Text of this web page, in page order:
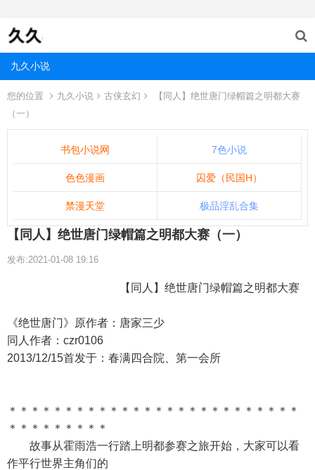
九久小说
您的位置 九久小说 古侠玄幻
【同人】绝世唐门绿帽篇之明都大赛
（一）
书包小说网 7色小说
色色漫画 囚爱（民国H）
禁漫天堂 极品淫乱合集
【同人】绝世唐门绿帽篇之明都大赛（一）
发布:2021-01-08 19:16
【同人】绝世唐门绿帽篇之明都大赛
《绝世唐门》原作者：唐家三少
同人作者：czr0106
2013/12/15首发于：春满四合院、第一会所
＊＊＊＊＊＊＊＊＊＊＊＊＊＊＊＊＊＊＊＊＊＊＊＊＊＊
＊＊＊＊＊＊＊＊＊
故事从霍雨浩一行踏上明都参赛之旅开始，大家可以看
作平行世界主角们的